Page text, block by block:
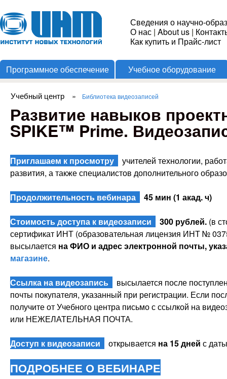
Институт
Новых
Технологий
Сведения о научно-
О нас | About us |
Как купить и Прайс-лист
Программное обеспечение Учебное оборудование
Вы здесь
Учебный центр » Библиотека видеозаписей
Развитие навыков
SPIKE™ Prime.
Приглашаем к просмотру
учителей технологии,
развития, а также специалистов дополнительного
Продолжительность вебинара 45 мин (1 акад. ч)
Стоимость доступа к видеозаписи 300 рублей. (в
сертификат ИНТ (образовательная лицензия ИНТ №
высылается на ФИО и адрес электронной почты,
магазине.
Ссылка на видеозапись
высылается после
почты покупателя, указанный при регистрации. Если
получите от Учебного центра письмо с ссылкой на
или НЕЖЕЛАТЕЛЬНАЯ ПОЧТА.
Доступ к видеозаписи открывается на 15 дней с
ПОДРОБНЕЕ О ВЕБИНАРЕ